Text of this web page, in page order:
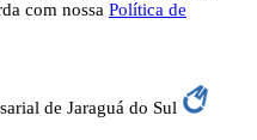
com nossa Política de
de Jaraguá do Sul